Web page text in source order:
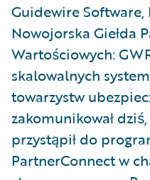
Guidewire Software,
Nowojorska Giełda
Wartościowych:
skalowalnych
towarzystw
zakomunikował
przystąpił do
PartnerConnect w